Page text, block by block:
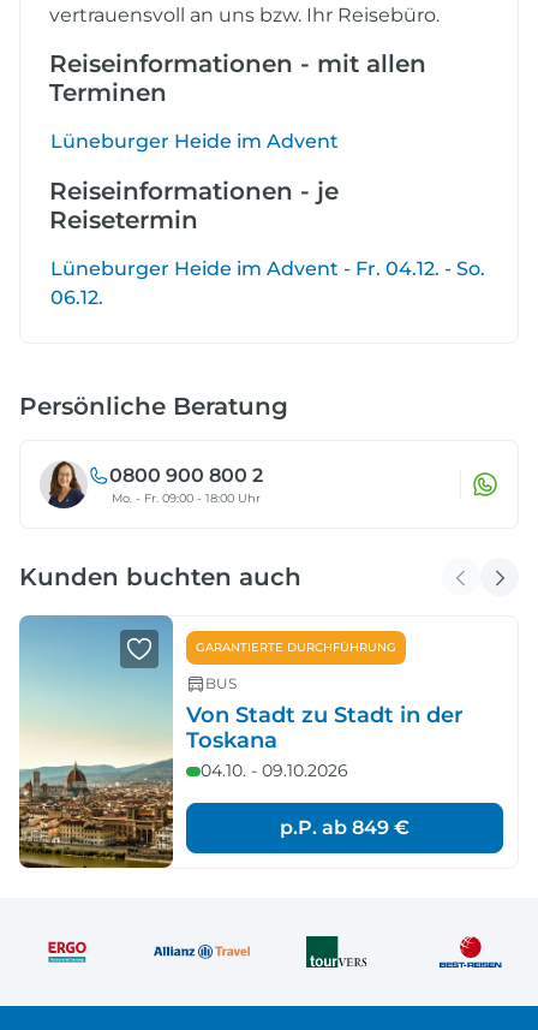
vertrauensvoll an uns bzw. Ihr Reisebüro.
Reiseinformationen - mit allen
Terminen
Lüneburger Heide im Advent
Reiseinformationen - je
Reisetermin
Lüneburger Heide im Advent - Fr. 04.12. - So.
06.12.
Persönliche Beratung
0800 900 800 2
Mo. - Fr. 09:00 - 18:00 Uhr
Kunden buchten auch
GARANTIERTE DURCHFÜHRUNG
BUS
Von Stadt zu Stadt in der
Toskana
04.10. - 09.10.2026
p.P. ab 849 €